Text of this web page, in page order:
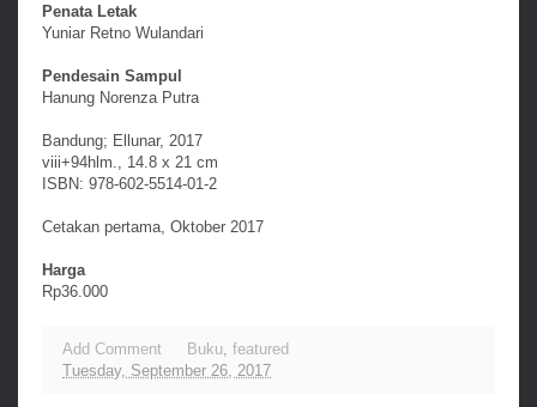
Penata Letak
Yuniar Retno Wulandari
Pendesain Sampul
Hanung Norenza Putra
Bandung; Ellunar, 2017
viii+94hlm., 14.8 x 21 cm
ISBN: 978-602-5514-01-2
Cetakan pertama, Oktober 2017
Harga
Rp36.000
Add Comment Buku featured
Tuesday, September 26, 2017